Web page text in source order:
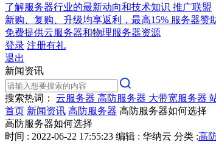
了解服务器行业的最新动向和技术知识 推广联盟
新购、复购、升级均享返利，最高15% 服务器赞
免费提供云服务器和物理服务器资源
登录 注册有礼
退出
新闻资讯
搜索热词： 云服务器 高防服务器 大带宽服务器
首页 新闻资讯 高防服务器 高防服务器如何选择
高防服务器如何选择
时间 : 2022-06-22 17:55:23 编辑 : 华纳云 分类 :高